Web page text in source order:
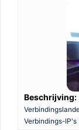
Beschrijving:
Verbindings-IP's